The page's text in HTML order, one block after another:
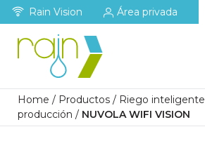
Rain Vision Área privada
Home / Productos / Riego inteligente
producción / NUVOLA WIFI VISION